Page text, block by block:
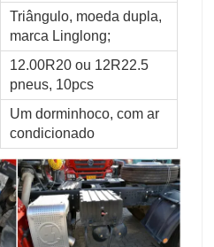
Triângulo, moeda dupla,
marca Linglong;
12.00R20 ou 12R22.5
pneus, 10pcs
Um dorminhoco, com ar
condicionado